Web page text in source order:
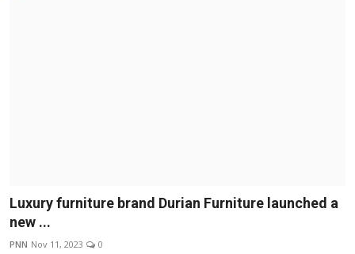
Luxury furniture brand Durian Furniture launched a
new ...
PNN Nov 11, 2023 0